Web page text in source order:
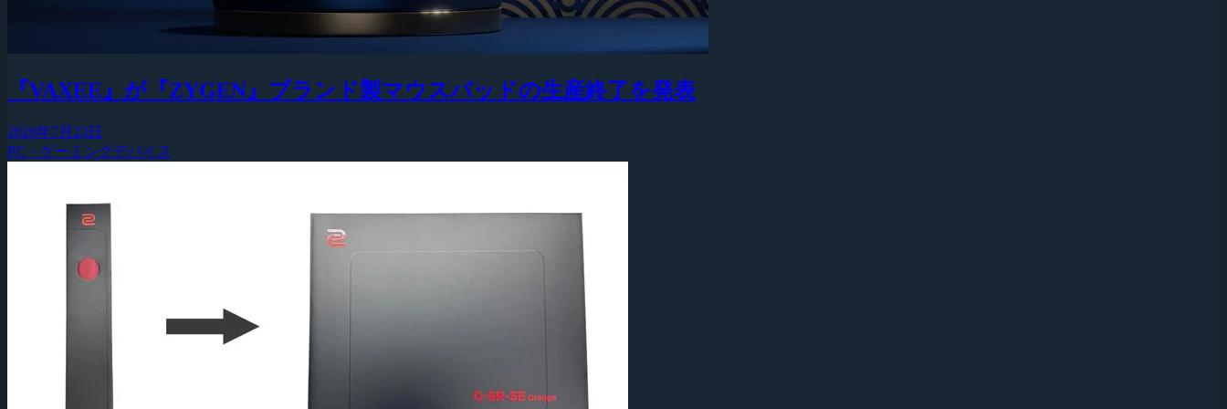
『VAXEE』が『ZYGEN』ブランド製マウスパッドの生産終了を発表
2026年7月23日
PC・ゲーミングデバイス